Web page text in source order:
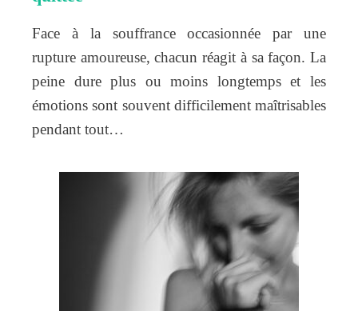
Face à la souffrance occasionnée par une
rupture amoureuse, chacun réagit à sa façon. La
peine dure plus ou moins longtemps et les
émotions sont souvent difficilement maîtrisables
pendant tout…